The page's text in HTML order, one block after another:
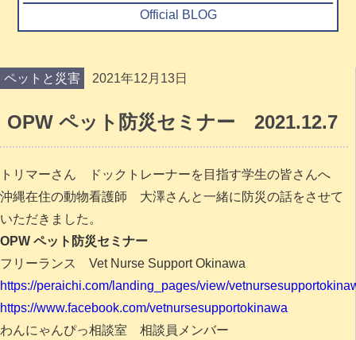
Official BLOG
ペットと災害 2021年12月13日
OPW ペット防災セミナー 2021.12.7
トリマーさん ドックトレーナーを目指す学生の皆さんへ
沖縄在住の動物看護師 大澤さんと一緒に防災の話をさせて
いただきました。
OPW ペット防災セミナー
フリーランス Vet Nurse Support Okinawa
https://peraichi.com/landing_pages/view/
https://www.facebook.com/vetnursesupportokinawa
わんにゃんぴっ相談室 相談員メンバー